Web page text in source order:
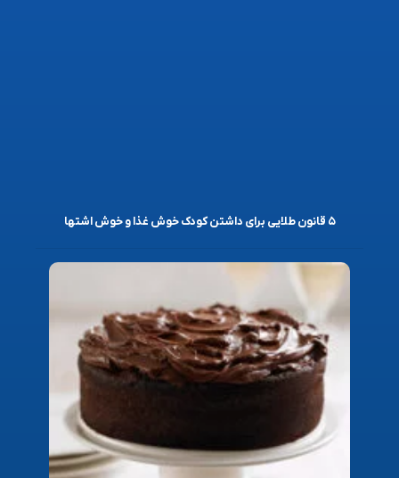
۵ قانون طلایی برای داشتن کودک خوش غذا و خوش اشتها